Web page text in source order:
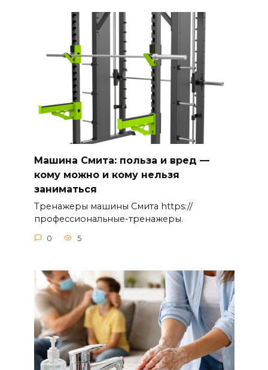
Машина Смита: польза и вред —
кому можно и кому нельзя
заниматься
Тренажеры машины Смита https://
профессиональные-тренажеры.
0 5